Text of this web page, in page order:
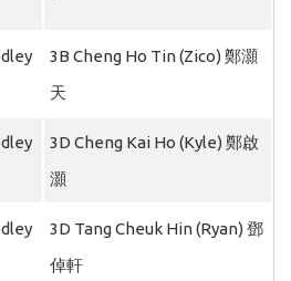
3B Cheng Ho Tin (Zico) 鄭灝
天
3D Cheng Kai Ho (Kyle) 鄭啟
灝
3D Tang Cheuk Hin (Ryan) 鄧
倬軒